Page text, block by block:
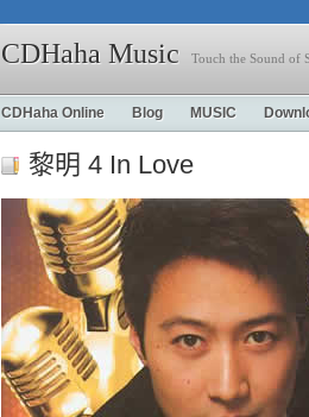
CDHaha Music Touch the Sound of
CDHaha Online Blog MUSIC
黎明 4 In Love